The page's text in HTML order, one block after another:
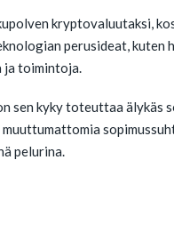
kryptovaluutaksi,
perusideat,
ja toimintoja.
sen kyky toteuttaa
pelurina.